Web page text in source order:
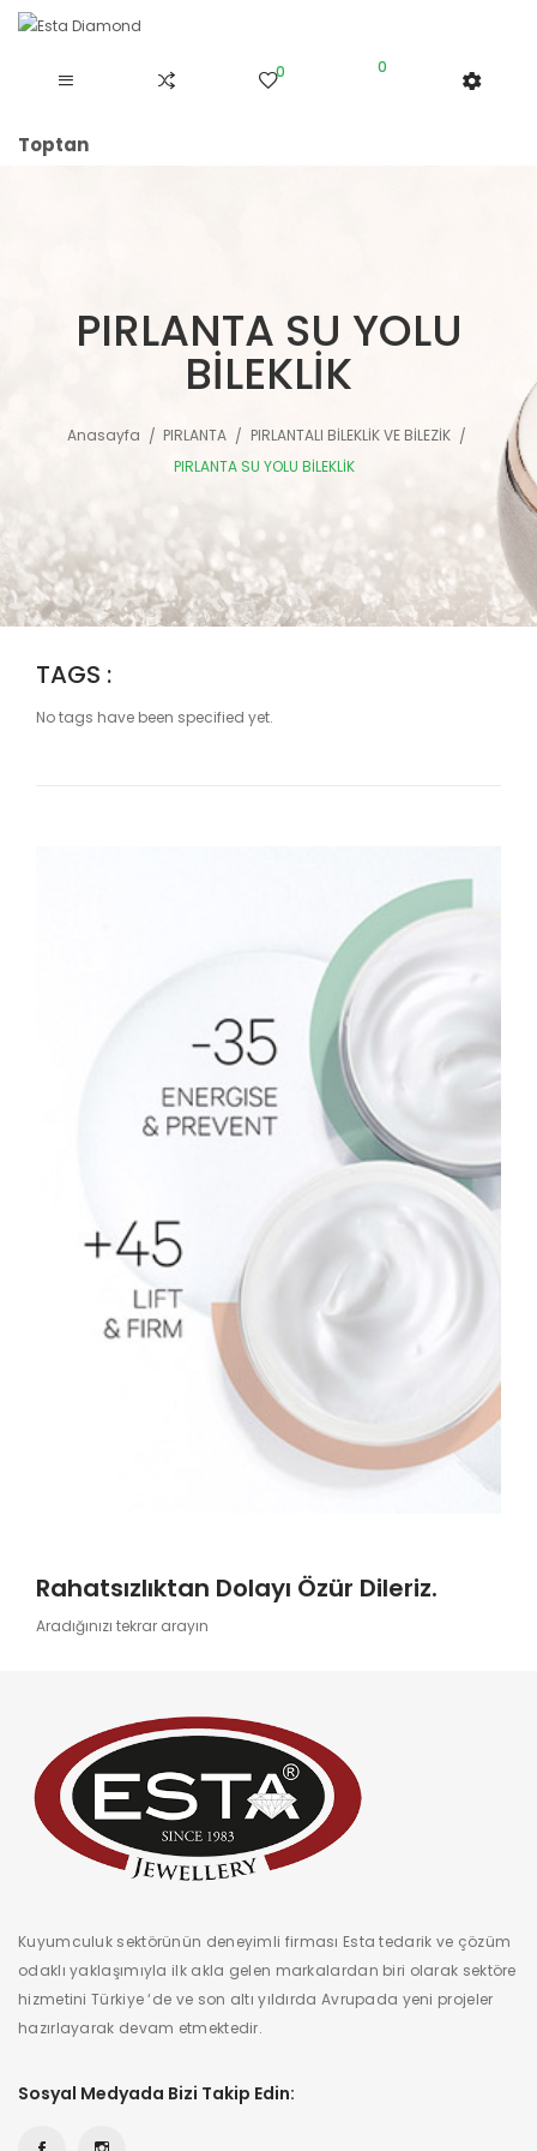
0 0
Toptan
PIRLANTA SU YOLU
BİLEKLİK
Anasayfa PIRLANTA
PIRLANTALI BİLEKLİK VE BİLEZİK
PIRLANTA SU YOLU BİLEKLİK
TAGS :
No tags have been specified yet.
Rahatsızlıktan Dolayı Özür Dileriz.
Aradığınızı tekrar arayın
Kuyumculuk sektörünün deneyimli firması Esta tedarik ve çözüm
odaklı yaklaşımıyla ilk akla gelen markalardan biri olarak sektöre
hizmetini Türkiye ‘de ve son altı yıldırda Avrupada yeni projeler
hazırlayarak devam etmektedir.
Sosyal Medyada Bizi Takip Edin: